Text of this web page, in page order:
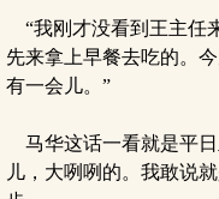
“我刚才没看到王主任
先来拿上早餐去吃的。
有一会儿。”
马华这话一看就是平
儿，大咧咧的。我敢说